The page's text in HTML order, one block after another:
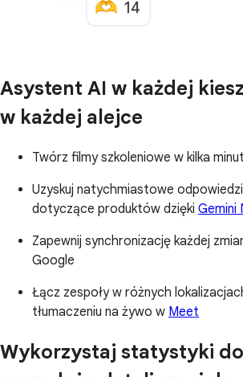
Asystent AI w każdej
w każdej alejce
Twórz filmy szkoleniowe w kilka
Uzyskuj natychmiastowe
dotyczące produktów dzięki Gemini
Zapewnij synchronizację każdej
Google
Łącz zespoły w różnych
tłumaczeniu na żywo w Meet
Wykorzystaj statystyki